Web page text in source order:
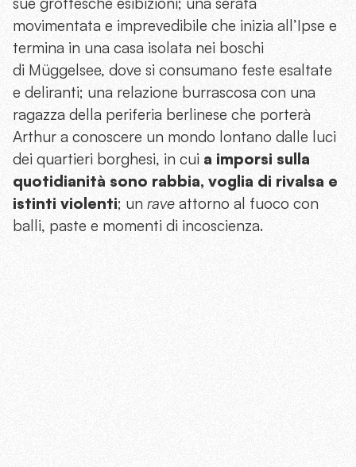
movimentata e imprevedibile che inizia all’Ipse e
termina in una casa isolata nei boschi
di Müggelsee, dove si consumano feste esaltate
e deliranti; una relazione burrascosa con una
ragazza della periferia berlinese che porterà
Arthur a conoscere un mondo lontano dalle luci
dei quartieri borghesi, in cui a imporsi sulla
quotidianità sono rabbia, voglia di rivalsa e
istinti violenti; un rave attorno al fuoco con
balli, paste e momenti di incoscienza.